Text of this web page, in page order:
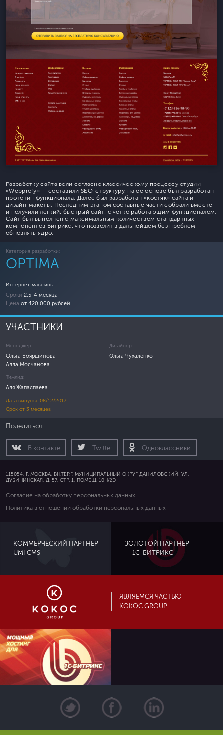
Разработку сайта вели согласно классическому процессу студии
«Webprofy» — составили SEO-структуру, на её основе был разработан
прототип функционала. Далее был разработан «костяк» сайта и
дизайн-макеты. Последним этапом составные части собрали вместе
и получили лёгкий, быстрый сайт, с чётко работающим функционалом.
Сайт был выполнен с максимальным количеством стандартных
компонентов Битрикс, что позволит в дальнейшем без проблем
обновлять ядро.
Категория разработки:
OPTIMA
Интернет-магазины
Сроки 2,5-4 месяца
Цена от 420 000 рублей
УЧАСТНИКИ
Менеджер:
Ольга Бояршинова
Алла Молчанова
Дизайнер:
Ольга Чухаленко
Тимлид:
Аля Жапаспаева
Дата выпуска: 08/12/2017
Срок от 3 месяцев
Поделиться
В контакте Twitter Одноклассники
115054, Г. МОСКВА, ВН.ТЕР.Г. МУНИЦИПАЛЬНЫЙ ОКРУГ ДАНИЛОВСКИЙ, УЛ.
ДУБИНИНСКАЯ, Д. 57, СТР. 1, ПОМЕЩ. 10Н/2Э
Согласие на обработку персональных данных
Политика в отношении обработки персональных данных
КОММЕРЧЕСКИЙ ПАРТНЕР
UMI CMS
ЗОЛОТОЙ ПАРТНЕР
1С-БИТРИКС
ЯВЛЯЕМСЯ ЧАСТЬЮ
KOKOC GROUP